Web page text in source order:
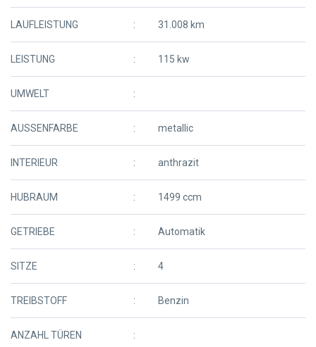
LAUFLEISTUNG 31.008 km
LEISTUNG 115 kw
UMWELT
AUSSENFARBE metallic
INTERIEUR anthrazit
HUBRAUM 1499 ccm
GETRIEBE Automatik
SITZE 4
TREIBSTOFF Benzin
ANZAHL TÜREN